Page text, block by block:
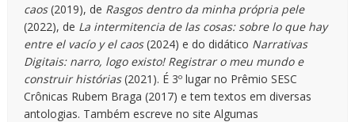
caos(2019), de Rasgos dentro da minha própria pele
(2022), de La intermitencia de las cosas: sobre lo que hay
entre el vacío y el caos(2024) e do didático Narrativas
Digitais: narro, logo existo! Registrar o meu mundo e
construir histórias(2021). É 3º lugar no Prêmio SESC
Crônicas Rubem Braga (2017) e tem textos em diversas
antologias. Também escreve no site Algumas